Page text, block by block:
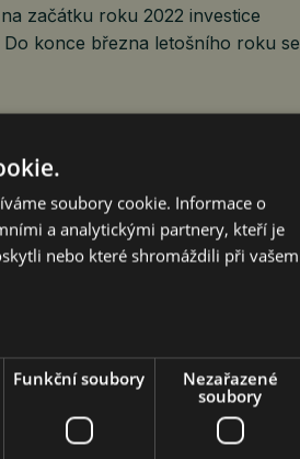
začátku roku 2022 investice
konce března letošního roku se
40 procent na 29,2 miliardy
ze země odejít, a od března svá
SVĚT JE PRÝ
28. 7. 2023
soubory cookie. Informace o
a analytickými partnery, kteří je
nebo které shromáždili při vašem
Funkční soubory
Nezařazené
soubory